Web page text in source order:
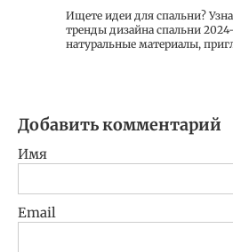
Ищете идеи для спальни?
тренды дизайна спальни
натуральные материалы,
Добавить комментарий
Имя
Email